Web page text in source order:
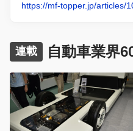
https://mf-topper.jp/articles/
連載 自動車業界